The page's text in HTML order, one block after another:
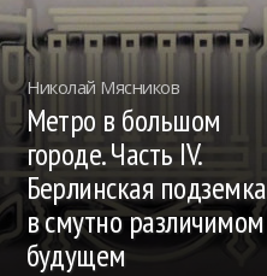
Николай Мясников
Метро в большом
городе. Часть IV.
Берлинская подземка
в смутно различимом
будущем